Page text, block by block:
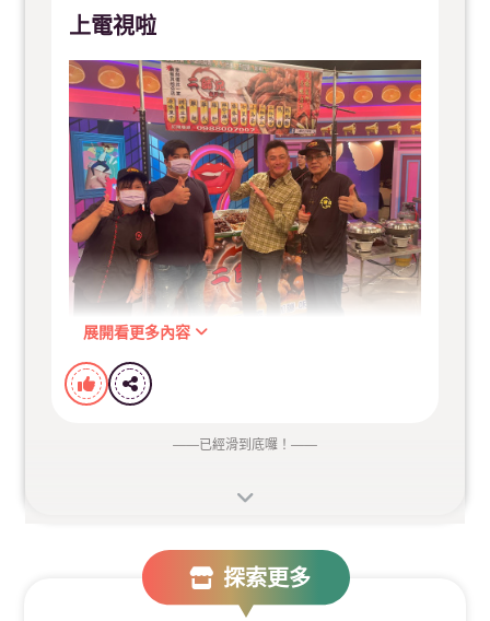
上電視啦
展開看更多內容
——已經滑到底囉！ ——
探索更多